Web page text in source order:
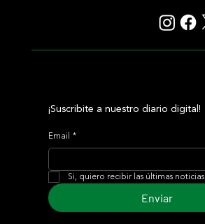
¡Suscribite a nuestro diario digital!
Email *
Si, quiero recibir las últimas noticias
Enviar